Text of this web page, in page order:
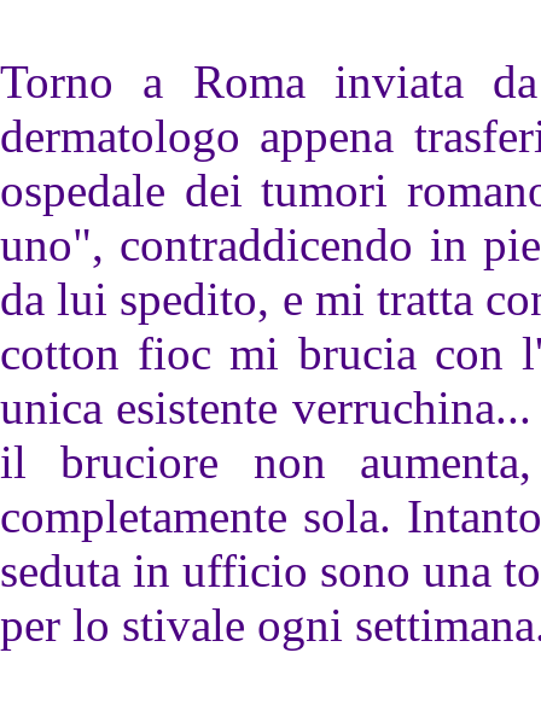
Torno a Roma inviata
dermatologo appena
ospedale dei tumori
uno", contraddicendo in
da lui spedito, e mi tratta
cotton fioc mi brucia con
unica esistente
il bruciore non
completamente sola.
seduta in ufficio sono una
per lo stivale ogni